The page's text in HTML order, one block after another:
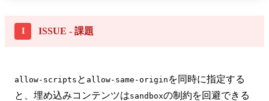
ISSUE - 課題
allow-scripts と allow-same-origin を同時に指定する
と、埋め込みコンテンツはsandboxの制約を回避できる